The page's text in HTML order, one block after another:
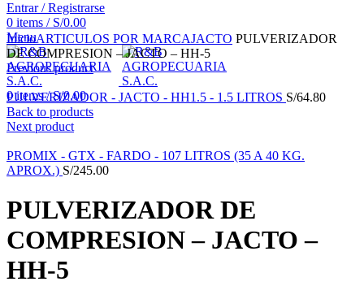
Entrar / Registrarse
0 items / S/0.00
Menu
0items / S/0.00
Click to enlarge
InicioARTICULOS POR MARCAJACTO PULVERIZADOR
DE COMPRESION – JACTO – HH-5
Previous product
PULVERIZADOR - JACTO - HH1.5 - 1.5 LITROS S/64.80
Back to products
Next product
PROMIX - GTX - FARDO - 107 LITROS (35 A 40 KG.
APROX.) S/245.00
PULVERIZADOR DE
COMPRESION – JACTO –
HH-5